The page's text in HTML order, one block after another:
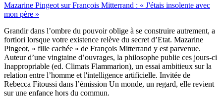
Mazarine Pingeot sur François Mitterrand : « J'étais insolente avec
mon père »
Grandir dans l’ombre du pouvoir oblige à se construire autrement, a
fortiori lorsque votre existence relève du secret d’Etat. Mazarine
Pingeot, « fille cachée » de François Mitterrand y est parvenue.
Auteur d’une vingtaine d’ouvrages, la philosophe publie ces jours-ci
Inappropriable (ed. Climats Flammarion), un essai ambitieux sur la
relation entre l’homme et l'intelligence artificielle. Invitée de
Rebecca Fitoussi dans l’émission Un monde, un regard, elle revient
sur une enfance hors du commun.